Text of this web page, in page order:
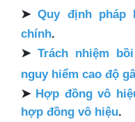
➤Quy định
chính.
➤Trách nhiệm
nguy hiểm cao độ
➤ Hợp đồng vô
hợp đồng vô hiệu.